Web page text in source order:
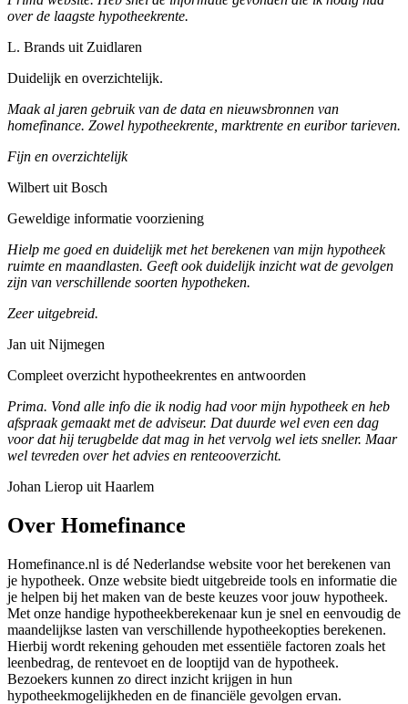
over de laagste hypotheekrente.
L. Brands uit Zuidlaren
Duidelijk en overzichtelijk.
Maak al jaren gebruik van de data en nieuwsbronnen van
homefinance. Zowel hypotheekrente, marktrente en euribor tarieven.
Fijn en overzichtelijk
Wilbert uit Bosch
Geweldige informatie voorziening
Hielp me goed en duidelijk met het berekenen van mijn hypotheek
ruimte en maandlasten. Geeft ook duidelijk inzicht wat de gevolgen
zijn van verschillende soorten hypotheken.
Zeer uitgebreid.
Jan uit Nijmegen
Compleet overzicht hypotheekrentes en antwoorden
Prima. Vond alle info die ik nodig had voor mijn hypotheek en heb
afspraak gemaakt met de adviseur. Dat duurde wel even een dag
voor dat hij terugbelde dat mag in het vervolg wel iets sneller. Maar
wel tevreden over het advies en renteooverzicht.
Johan Lierop uit Haarlem
Over Homefinance
Homefinance.nl is dé Nederlandse website voor het berekenen van
je hypotheek. Onze website biedt uitgebreide tools en informatie die
je helpen bij het maken van de beste keuzes voor jouw hypotheek.
Met onze handige hypotheekberekenaar kun je snel en eenvoudig de
maandelijkse lasten van verschillende hypotheekopties berekenen.
Hierbij wordt rekening gehouden met essentiële factoren zoals het
leenbedrag, de rentevoet en de looptijd van de hypotheek.
Bezoekers kunnen zo direct inzicht krijgen in hun
hypotheekmogelijkheden en de financiële gevolgen ervan.